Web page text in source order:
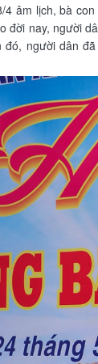
4 âm lịch, bà
đời nay, người
người dân